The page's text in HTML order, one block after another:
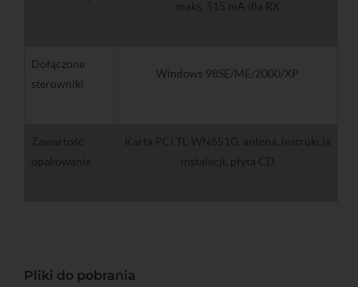
maks. 515 mA dla RX
Dołączone
sterowniki
Windows 98SE/ME/2000/XP
Zawartość
opakowania
Karta PCI TL-WN651G, antena, instrukcja
instalacji, płyta CD
Pliki do pobrania